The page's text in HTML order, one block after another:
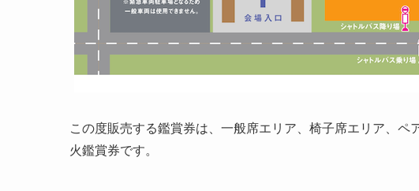
この度販売する鑑賞券は、一般席エリア、椅子席エリア、
火鑑賞券です。